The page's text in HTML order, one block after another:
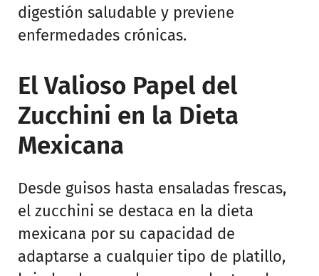
digestión saludable y previene
enfermedades crónicas.
El Valioso Papel del
Zucchini en la Dieta
Mexicana
Desde guisos hasta ensaladas frescas,
el zucchini se destaca en la dieta
mexicana por su capacidad de
adaptarse a cualquier tipo de platillo,